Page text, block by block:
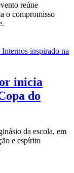
reúne
o compromisso
inicia
do
da escola, em
e espírito